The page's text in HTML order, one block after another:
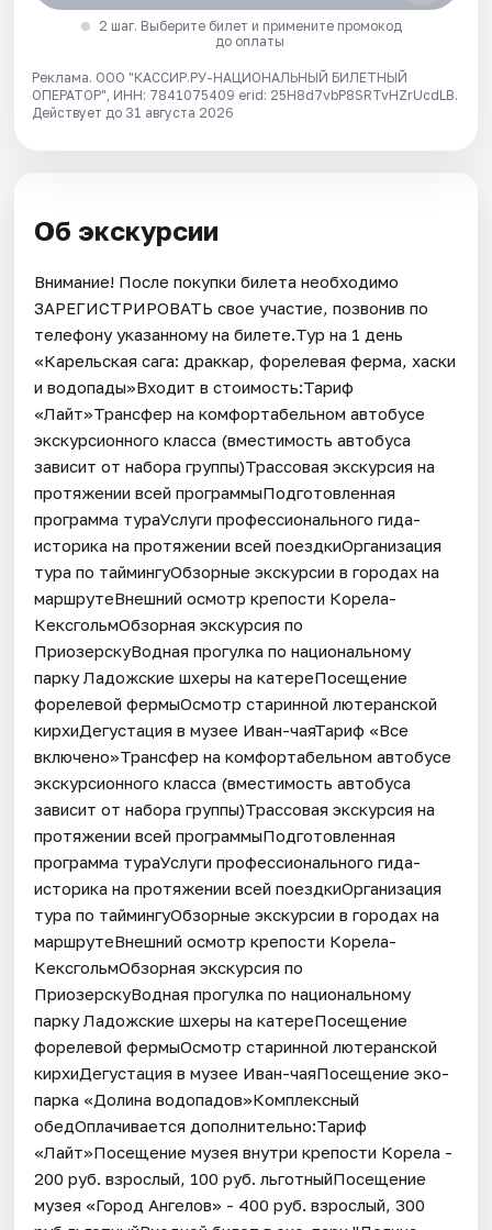
2 шаг. Выберите билет и примените промокод
до оплаты
Реклама. ООО "КАССИР.РУ-НАЦИОНАЛЬНЫЙ БИЛЕТНЫЙ
ОПЕРАТОР", ИНН: 7841075409 erid: 25H8d7vbP8SRTvHZrUcdLB.
Действует до 31 августа 2026
Об экскурсии
Внимание! После покупки билета необходимо
ЗАРЕГИСТРИРОВАТЬ свое участие, позвонив по
телефону указанному на билете.Тур на 1 день
«Карельская сага: драккар, форелевая ферма, хаски
и водопады»Входит в стоимость:Тариф
«Лайт»Трансфер на комфортабельном автобусе
экскурсионного класса (вместимость автобуса
зависит от набора группы)Трассовая экскурсия на
протяжении всей программыПодготовленная
программа тураУслуги профессионального гида-
историка на протяжении всей поездкиОрганизация
тура по таймингуОбзорные экскурсии в городах на
маршрутеВнешний осмотр крепости Корела-
КексгольмОбзорная экскурсия по
ПриозерскуВодная прогулка по национальному
парку Ладожские шхеры на катереПосещение
форелевой фермыОсмотр старинной лютеранской
кирхиДегустация в музее Иван-чаяТариф «Все
включено»Трансфер на комфортабельном автобусе
экскурсионного класса (вместимость автобуса
зависит от набора группы)Трассовая экскурсия на
протяжении всей программыПодготовленная
программа тураУслуги профессионального гида-
историка на протяжении всей поездкиОрганизация
тура по таймингуОбзорные экскурсии в городах на
маршрутеВнешний осмотр крепости Корела-
КексгольмОбзорная экскурсия по
ПриозерскуВодная прогулка по национальному
парку Ладожские шхеры на катереПосещение
форелевой фермыОсмотр старинной лютеранской
кирхиДегустация в музее Иван-чаяПосещение эко-
парка «Долина водопадов»Комплексный
обедОплачивается дополнительно:Тариф
«Лайт»Посещение музея внутри крепости Корела -
200 руб. взрослый, 100 руб. льготныйПосещение
музея «Город Ангелов» - 400 руб. взрослый, 300